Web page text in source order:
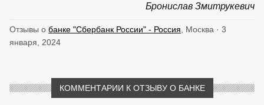
Бронислав Змитрукевич
Отзывы о банке "Сбербанк России" - Россия , Москва · 3
января, 2024
КОММЕНТАРИИ К ОТЗЫВУ О БАНКЕ